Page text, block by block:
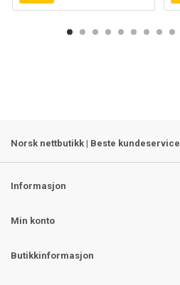
Norsk nettbutikk | Beste kundeservice
Informasjon
Min konto
Butikkinformasjon